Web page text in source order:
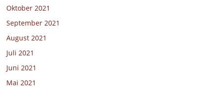
Oktober 2021
September 2021
August 2021
Juli 2021
Juni 2021
Mai 2021